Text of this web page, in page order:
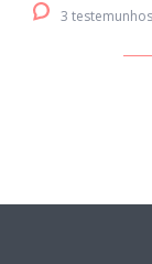
3 testemunhos